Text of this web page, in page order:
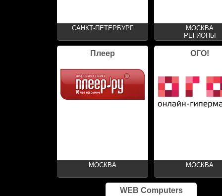
САНКТ-ПЕТЕРБУРГ
МОСКВА
РЕГИОНЫ
Плеер
МОСКВА
ОГО!
МОСКВА
WEB Computers